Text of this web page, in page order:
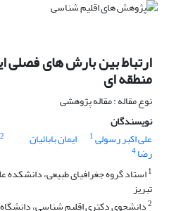
ارتباط بین بارش های فصلی
منطقه ای
نوع مقاله : مقاله پژوهشی
نویسندگان
علی اکبر رسولی1 ایمان بابائیان 2
رضا4
1استاد گروه جغرافیای طبیعی، دانشکده
تبریز
2دانشجوی دکتری اقلیم شناسی، دانشگاه